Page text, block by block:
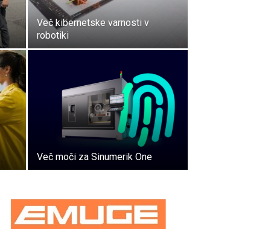
Več kibernetske varnosti v
robotiki
Več moči za Sinumerik One